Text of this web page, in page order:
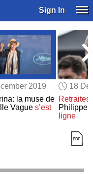
Sign In
2019
la muse de
Vague s’est
18
Retraites
Philippe
ligne